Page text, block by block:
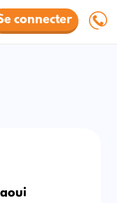
connecter